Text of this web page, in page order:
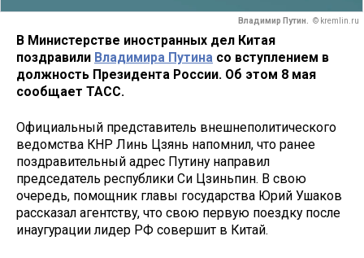
Владимир Путин. © kremlin.ru
В Министерстве иностранных дел Китая
поздравили Владимира Путина со вступлением в
должность Президента России. Об этом 8 мая
сообщает ТАСС.
Официальный представитель внешнеполитического
ведомства КНР Линь Цзянь напомнил, что ранее
поздравительный адрес Путину направил
председатель республики Си Цзиньпин. В свою
очередь, помощник главы государства Юрий Ушаков
рассказал агентству, что свою первую поездку после
инаугурации лидер РФ совершит в Китай.